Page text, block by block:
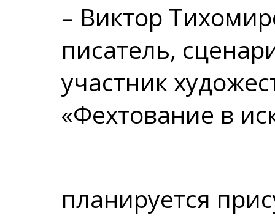
– Виктор
писатель,
участник
«Фехтование в
планируется